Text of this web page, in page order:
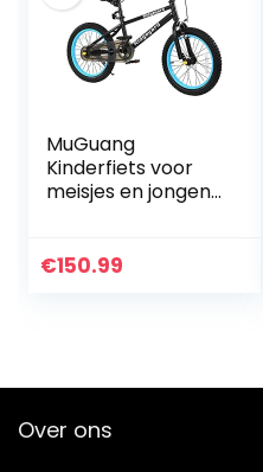
MuGuang
Kinderfiets voor
meisjes en jongens,
Freestyle | fiets
€150.99
Over ons